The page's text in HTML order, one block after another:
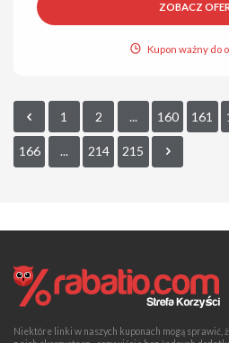
ZOBACZ
Kupon ważny do
1 2 ... 160 161
166 ... 214 215
Niektóre linki w naszych kuponach mogą